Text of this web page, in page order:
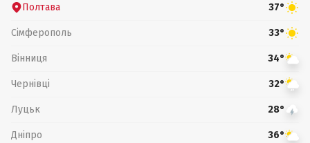
Полтава 37°
Сімферополь 33°
Вінниця 34°
Чернівці 32°
Луцьк 28°
Дніпро 36°